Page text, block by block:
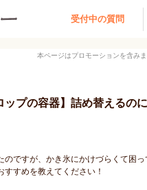
受付中の質問
本ページはプロモーションを含み
ップの容器】詰め替えるの
のですが、かき氷にかけづらくて困
すめを教えてください！